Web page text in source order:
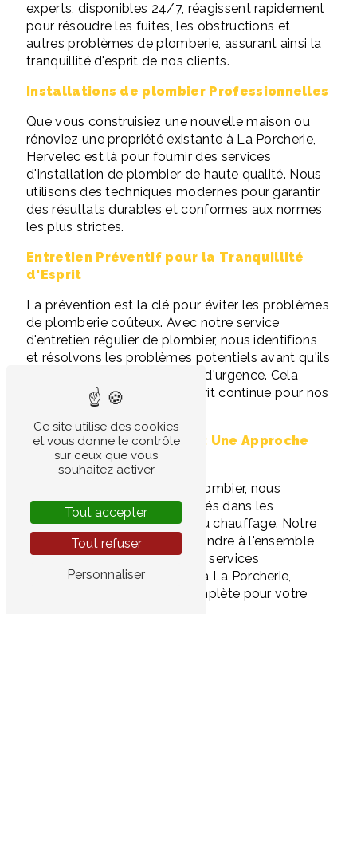
experts, disponibles 24/7, réagissent rapidement
pour résoudre les fuites, les obstructions et
autres problèmes de plomberie, assurant ainsi la
tranquillité d'esprit de nos clients.
Installations de plombier Professionnelles
Que vous construisiez une nouvelle maison ou
rénoviez une propriété existante à La Porcherie,
Hervelec est là pour fournir des services
d'installation de plombier de haute qualité. Nous
utilisons des techniques modernes pour garantir
des résultats durables et conformes aux normes
les plus strictes.
Entretien Préventif pour la Tranquillité
d'Esprit
La prévention est la clé pour éviter les problèmes
de plomberie coûteux. Avec notre service
d'entretien régulier de plombier, nous identifions
et résolvons les problèmes potentiels avant qu'ils
ne deviennent des situations d'urgence. Cela
garantit une tranquillité d'esprit continue pour nos
clients à La Porcherie.
Chauffage et Électricité : Une Approche
Complète
En plus de nos services de plombier, nous
sommes également spécialisés dans les
domaines de l'électricité et du chauffage. Notre
équipe polyvalente peut répondre à l'ensemble
de vos besoins en matière de services
résidentiels et commerciaux à La Porcherie,
offrant ainsi une solution complète pour votre
Ce site utilise des cookies
et vous donne le contrôle
sur ceux que vous
souhaitez activer
Tout accepter
Tout refuser
Personnaliser